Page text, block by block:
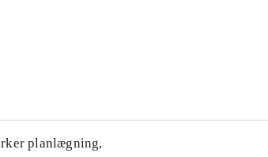
planlægning,